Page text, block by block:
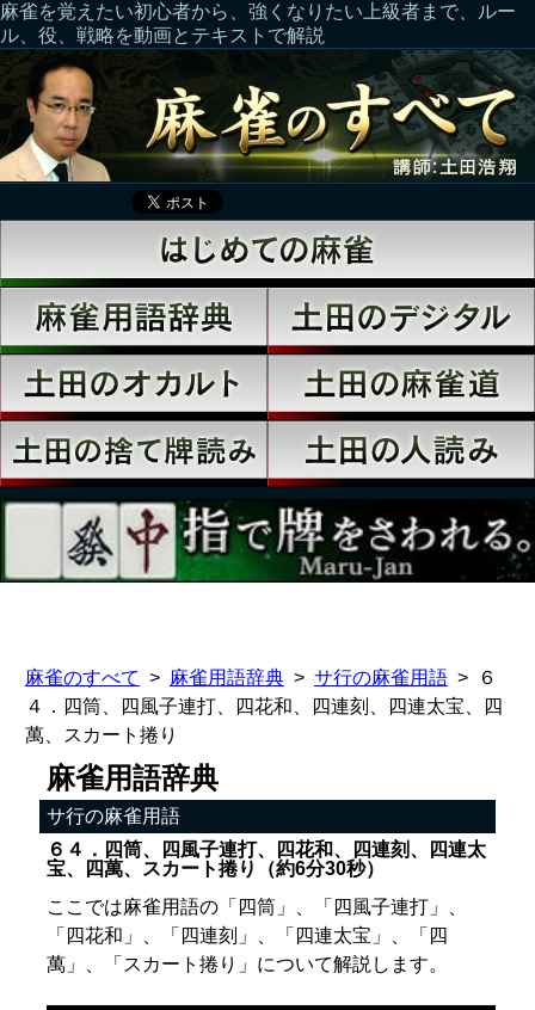
麻雀を覚えたい初心者から、強くなりたい上級者まで、ルー
ル、役、戦略を動画とテキストで解説
麻雀のすべて 麻雀用語辞典 サ行の麻雀用語
６
４．四筒、四風子連打、四花和、四連刻、四連太宝、四
萬、スカート捲り
麻雀用語辞典
サ行の麻雀用語
６４．四筒、四風子連打、四花和、四連刻、四連太
宝、四萬、スカート捲り（約6分30秒）
ここでは麻雀用語の「四筒」、「四風子連打」、
「四花和」、「四連刻」、「四連太宝」、「四
萬」、「スカート捲り」について解説します。